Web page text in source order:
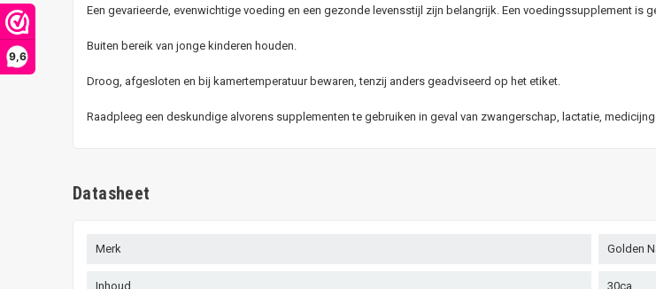
9,6
Een gevarieerde, evenwichtige voeding en een gezonde levensstijl zijn belangrijk. Een voedingssupplement is
Buiten bereik van jonge kinderen houden.
Droog, afgesloten en bij kamertemperatuur bewaren, tenzij anders geadviseerd op het etiket.
Raadpleeg een deskundige alvorens supplementen te gebruiken in geval van zwangerschap, lactatie,
Datasheet
Merk Golden
Inhoud 30ca